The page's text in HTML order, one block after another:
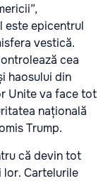
este epicentrul
vestică.
cea
haosului din
Unite va face tot
națională
Trump.
că devin tot
lor. Cartelurile